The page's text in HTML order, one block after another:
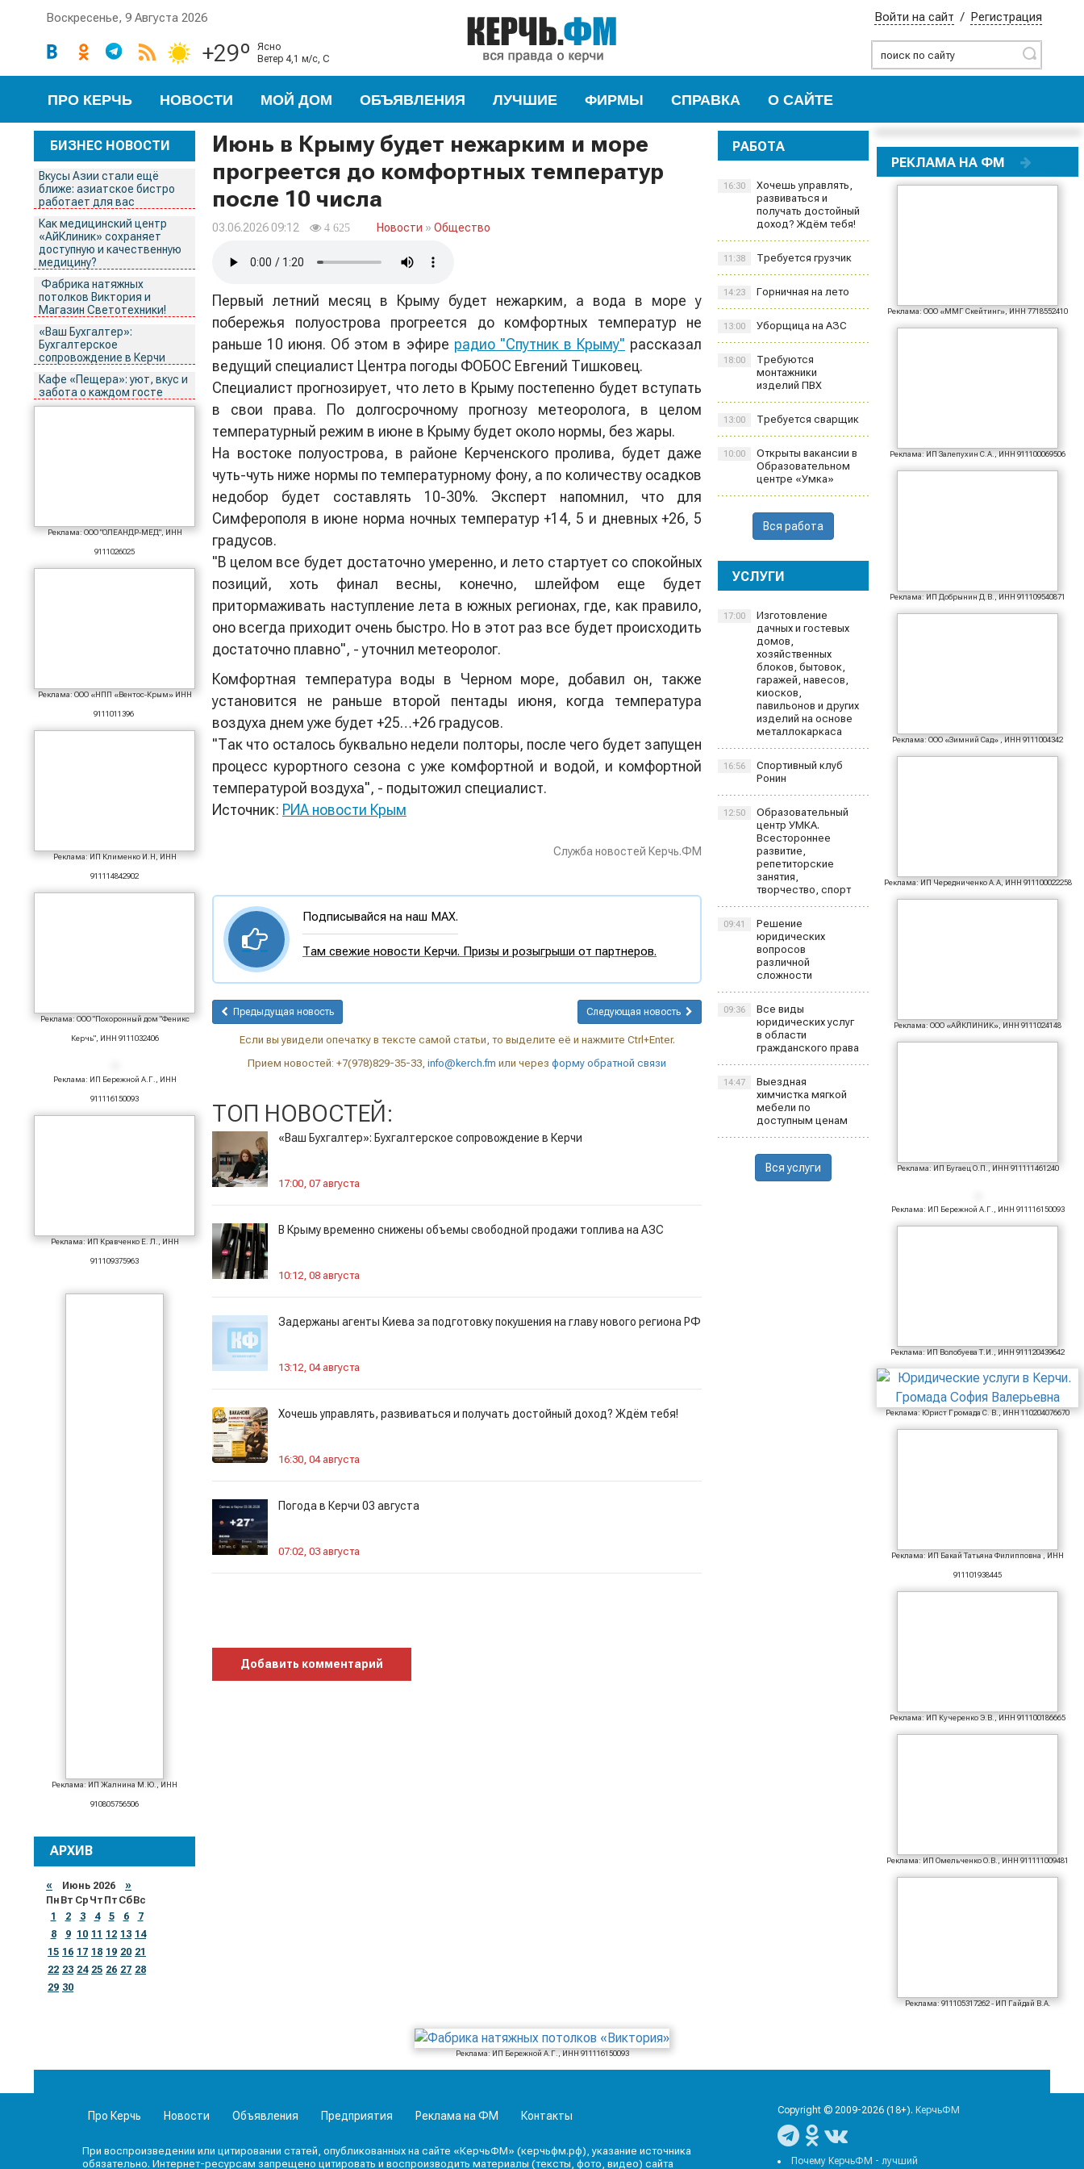
Воскресенье, 9 Августа 2026
Найти
Войти на сайт / Регистрация
+29º
ясно
ветер 4,1 м/с, С
ПРО КЕРЧЬ НОВОСТИ МОЙ ДОМ ОБЪЯВЛЕНИЯ ЛУЧШИЕ ФИРМЫ СПРАВКА О САЙТЕ
БИЗНЕС НОВОСТИ
Вкусы Азии стали ещё
ближе: азиатское бистро
работает для вас
Как медицинский центр
«АйКлиник» сохраняет
доступную и качественную
медицину?
Фабрика натяжных
потолков Виктория и
Магазин Светотехники!
«Ваш Бухгалтер»:
Бухгалтерское
сопровождение в Керчи
Кафе «Пещера»: уют, вкус и
забота о каждом госте
Реклама: ООО "ОЛЕАНДР-МЕД", ИНН
9111026025
Реклама: ООО «НПП «Вентос-Крым» ИНН
9111011396
Реклама: ИП Клименко И.Н, ИНН
911114842902
Реклама: ООО "Похоронный дом "Феникс
Керчь", ИНН 9111032406
Реклама: ИП Бережной А.Г., ИНН
911116150093
Реклама: ИП Кравченко Е. Л., ИНН
911109375963
Реклама: ИП Жалнина М.Ю., ИНН
910805756506
АРХИВ
« Июнь 2026 »
Пн Вт Ср Чт Пт Сб Вс
1
2 3 4 5 6
7
8
9 10 11 12 13 14
15 16 17 18 19 20 21
22 23 24 25 26 27 28
29 30
Июнь в Крыму будет нежарким и море
прогреется до комфортных температур
после 10 числа
03.06.2026 09:12 4 625 Новости » Общество
Первый летний месяц в Крыму будет нежарким, а вода в море у
побережья полуострова прогреется до комфортных температур не
раньше 10 июня. Об этом в эфире радио "Спутник в Крыму" рассказал
ведущий специалист Центра погоды ФОБОС Евгений Тишковец.
Специалист прогнозирует, что лето в Крыму постепенно будет вступать
в свои права. По долгосрочному прогнозу метеоролога, в целом
температурный режим в июне в Крыму будет около нормы, без жары.
На востоке полуострова, в районе Керченского пролива, будет даже
чуть-чуть ниже нормы по температурному фону, а по количеству осадков
недобор будет составлять 10-30%. Эксперт напомнил, что для
Симферополя в июне норма ночных температур +14, 5 и дневных +26, 5
градусов.
"В целом все будет достаточно умеренно, и лето стартует со спокойных
позиций, хоть финал весны, конечно, шлейфом еще будет
притормаживать наступление лета в южных регионах, где, как правило,
оно всегда приходит очень быстро. Но в этот раз все будет происходить
достаточно плавно", - уточнил метеоролог.
Комфортная температура воды в Черном море, добавил он, также
установится не раньше второй пентады июня, когда температура
воздуха днем уже будет +25…+26 градусов.
"Так что осталось буквально недели полторы, после чего будет запущен
процесс курортного сезона с уже комфортной и водой, и комфортной
температурой воздуха", - подытожил специалист.
Источник: РИА новости Крым
Служба новостей Керчь.ФМ
Подписывайся на наш MAX.
Там свежие новости Керчи. Призы и розыгрыши от партнеров.
Предыдущая новость Следующая новость
Если вы увидели опечатку в тексте самой статьи, то выделите её и нажмите Ctrl+Enter.
Прием новостей: +7(978)829-35-33, info@kerch.fm или через форму обратной связи
ТОП НОВОСТЕЙ:
«Ваш Бухгалтер»: Бухгалтерское сопровождение в Керчи
17:00, 07 августа
В Крыму временно снижены объемы свободной продажи топлива на АЗС
10:12, 08 августа
Задержаны агенты Киева за подготовку покушения на главу нового региона РФ
13:12, 04 августа
Хочешь управлять, развиваться и получать достойный доход? Ждём тебя!
16:30, 04 августа
Погода в Керчи 03 августа
07:02, 03 августа
Добавить комментарий
РАБОТА
Хочешь управлять,
развиваться и
получать достойный
доход? Ждём тебя!
16:30
Требуется грузчик
11:38
Горничная на лето
14:23
Уборщица на АЗС
13:00
Требуются
монтажники
изделий ПВХ
18:00
Требуется сварщик
13:00
Открыты вакансии в
Образовательном
центре «Умка»
10:00
Вся работа
УСЛУГИ
Изготовление
дачных и гостевых
домов,
хозяйственных
блоков, бытовок,
гаражей, навесов,
киосков,
павильонов и других
изделий на основе
металлокаркаса
17:00
Спортивный клуб
Ронин
16:56
Образовательный
центр УМКА.
Всестороннее
развитие,
репетиторские
занятия,
творчество, спорт
12:50
Решение
юридических
вопросов
различной
сложности
09:41
Все виды
юридических услуг
в области
гражданского права
09:36
Выездная
химчистка мягкой
мебели по
доступным ценам
14:47
Вся услуги
РЕКЛАМА НА ФМ
Реклама: ООО «ММГ Скейтинг», ИНН 7718552410
Реклама: ИП Залепухин С.А., ИНН 911100069506
Реклама: ИП Добрынин Д.В., ИНН 911109540871
Реклама: ООО «Зимний Сад» , ИНН 9111004342
Реклама: ИП Чередниченко А.А, ИНН 911100022258
Реклама: ООО «АЙКЛИНИК», ИНН 9111024148
Реклама: ИП Бугаец О.П., ИНН 911111461240
Реклама: ИП Бережной А.Г., ИНН 911116150093
Реклама: ИП Волобуева Т.И., ИНН 911120439642
Реклама: Юрист Громада С. В., ИНН 110204076670
Реклама: ИП Бакай Татьяна Филипповна , ИНН
911101938445
Реклама: ИП Кучеренко Э.В., ИНН 911100186665
Реклама: ИП Омельченко О.В., ИНН 911111009481
Реклама: 911105317262 - ИП Гайдай В.А.
Реклама: ИП Бережной А.Г., ИНН 911116150093
Про Керчь Новости Объявления Предприятия Реклама на ФМ Контакты
При воспроизведении или цитировании статей, опубликованных на сайте «КерчьФМ» (керчьфм.рф), указание источника
обязательно. Интернет-ресурсам запрещено цитировать и воспроизводить материалы (тексты, фото, видео) сайта
Copyright © 2009-2026 (18+). КерчьФМ
Почему КерчьФМ - лучший